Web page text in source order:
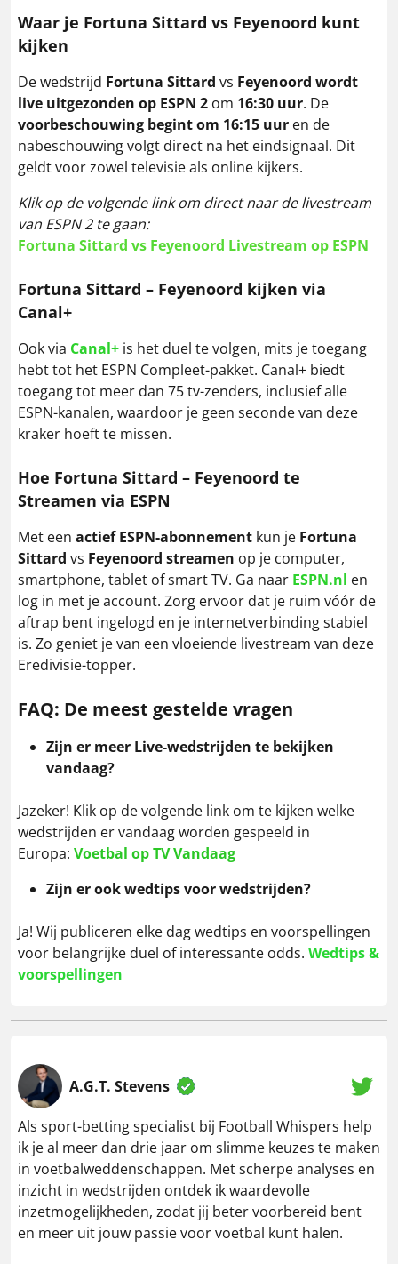
Waar je Fortuna Sittard vs Feyenoord kunt
kijken
De wedstrijd Fortuna Sittard vs Feyenoord wordt
live uitgezonden op ESPN 2 om 16:30 uur. De
voorbeschouwing begint om 16:15 uur en de
nabeschouwing volgt direct na het eindsignaal. Dit
geldt voor zowel televisie als online kijkers.
Klik op de volgende link om direct naar de livestream
van ESPN 2 te gaan:
Fortuna Sittard vs Feyenoord Livestream op ESPN
Fortuna Sittard – Feyenoord kijken via
Canal+
Ook via Canal+ is het duel te volgen, mits je toegang
hebt tot het ESPN Compleet-pakket. Canal+ biedt
toegang tot meer dan 75 tv-zenders, inclusief alle
ESPN-kanalen, waardoor je geen seconde van deze
kraker hoeft te missen.
Hoe Fortuna Sittard – Feyenoord te
Streamen via ESPN
Met een actief ESPN-abonnement kun je Fortuna
Sittard vs Feyenoord streamen op je computer,
smartphone, tablet of smart TV. Ga naar ESPN.nl en
log in met je account. Zorg ervoor dat je ruim vóór de
aftrap bent ingelogd en je internetverbinding stabiel
is. Zo geniet je van een vloeiende livestream van deze
Eredivisie-topper.
FAQ: De meest gestelde vragen
Zijn er meer Live-wedstrijden te bekijken
vandaag?
Jazeker! Klik op de volgende link om te kijken welke
wedstrijden er vandaag worden gespeeld in
Europa: Voetbal op TV Vandaag
Zijn er ook wedtips voor wedstrijden?
Ja! Wij publiceren elke dag wedtips en voorspellingen
voor belangrijke duel of interessante odds. Wedtips &
voorspellingen
A.G.T. Stevens
Als sport-betting specialist bij Football Whispers help
ik je al meer dan drie jaar om slimme keuzes te maken
in voetbalweddenschappen. Met scherpe analyses en
inzicht in wedstrijden ontdek ik waardevolle
inzetmogelijkheden, zodat jij beter voorbereid bent
en meer uit jouw passie voor voetbal kunt halen.